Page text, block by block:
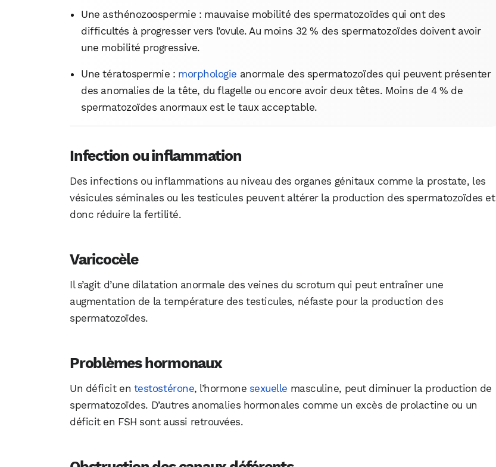
Une asthénozoospermie : mauvaise mobilité des spermatozoïdes qui ont des
difficultés à progresser vers l’ovule. Au moins 32 % des spermatozoïdes doivent avoir
une mobilité progressive.
Une tératospermie : morphologie anormale des spermatozoïdes qui peuvent présenter
des anomalies de la tête, du flagelle ou encore avoir deux têtes. Moins de 4 % de
spermatozoïdes anormaux est le taux acceptable.
Infection ou inflammation
Des infections ou inflammations au niveau des organes génitaux comme la prostate, les
vésicules séminales ou les testicules peuvent altérer la production des spermatozoïdes et
donc réduire la fertilité.
Varicocèle
Il s’agit d’une dilatation anormale des veines du scrotum qui peut entraîner une
augmentation de la température des testicules, néfaste pour la production des
spermatozoïdes.
Problèmes hormonaux
Un déficit en testostérone, l’hormone sexuelle masculine, peut diminuer la production de
spermatozoïdes. D’autres anomalies hormonales comme un excès de prolactine ou un
déficit en FSH sont aussi retrouvées.
Facebook X LinkedIn